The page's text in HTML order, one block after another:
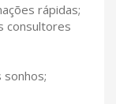
rápidas;
consultores
sonhos;